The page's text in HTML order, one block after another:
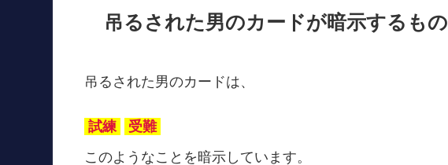
吊るされた男のカードが暗示するもの
吊るされた男のカードは、
試練 受難
このようなことを暗示しています。